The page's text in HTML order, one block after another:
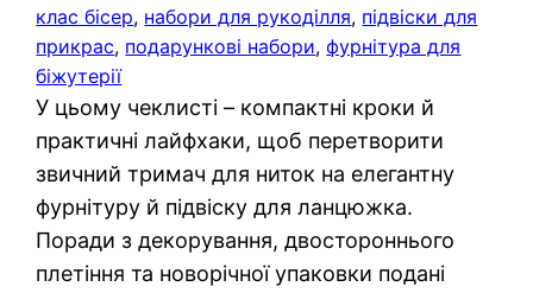
клас бісер, набори для рукоділля, підвіски для
прикрас, подарункові набори, фурнітура для
біжутерії
У цьому чеклисті – компактні кроки й
практичні лайфхаки, щоб перетворити
звичний тримач для ниток на елегантну
фурнітуру й підвіску для ланцюжка.
Поради з декорування, двостороннього
плетіння та новорічної упаковки подані